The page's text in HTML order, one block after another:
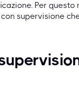
Per questo
supervisione